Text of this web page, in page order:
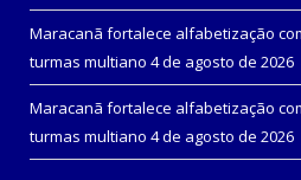
Maracanã fortalece alfabetização
turmas multiano 4 de agosto de 2026
Maracanã fortalece alfabetização
turmas multiano 4 de agosto de 2026